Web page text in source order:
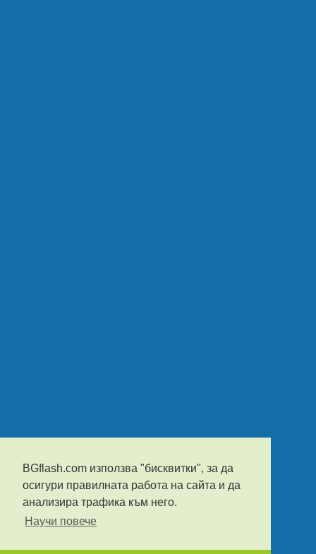
BGflash.com използва "бисквитки", за да
осигури правилната работа на сайта и да
анализира трафика към него.
Научи повече